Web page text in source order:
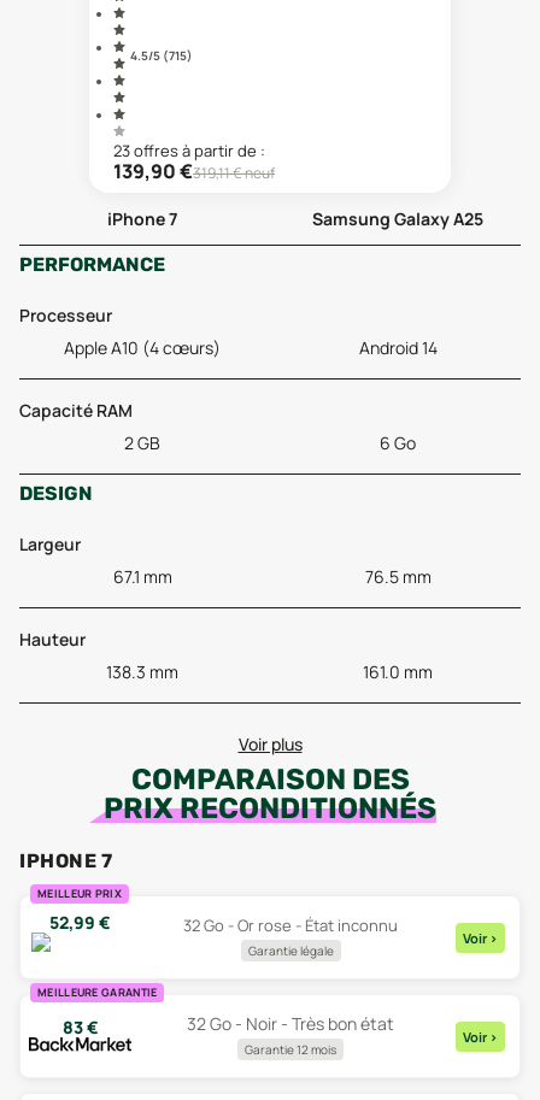
4.5/5 (715)
23offresà partir de :
139,90€319,11€ neuf
iPhone 7
Samsung Galaxy A25
PERFORMANCE
Processeur
Apple A10 (4 cœurs)
Android 14
Capacité RAM
2 GB
6 Go
DESIGN
Largeur
67.1 mm
76.5 mm
Hauteur
138.3 mm
161.0 mm
Voir plus
COMPARAISON DES
PRIX RECONDITIONNÉS
IPHONE 7
MEILLEUR PRIX
52,99 € 32 Go - Or rose - État inconnu
Garantie légale
Voir >
MEILLEURE GARANTIE
83€ 32 Go - Noir - Très bon état
Garantie 12 mois
Voir >